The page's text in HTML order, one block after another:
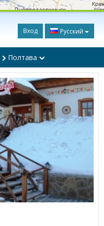
Вход Русский
Полтава